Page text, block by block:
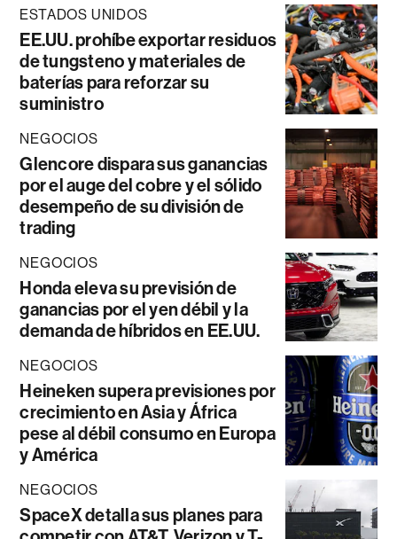
ESTADOS UNIDOS
EE.UU. prohíbe exportar residuos
de tungsteno y materiales de
baterías para reforzar su
suministro
NEGOCIOS
Glencore dispara sus ganancias
por el auge del cobre y el sólido
desempeño de su división de
trading
NEGOCIOS
Honda eleva su previsión de
ganancias por el yen débil y la
demanda de híbridos en EE.UU.
NEGOCIOS
Heineken supera previsiones por
crecimiento en Asia y África
pese al débil consumo en Europa
y América
NEGOCIOS
SpaceX detalla sus planes para